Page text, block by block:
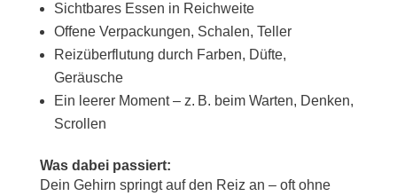
Sichtbares Essen in Reichweite
Offene Verpackungen, Schalen, Teller
Reizüberflutung durch Farben, Düfte,
Geräusche
Ein leerer Moment – z. B. beim Warten, Denken,
Scrollen
Was dabei passiert:
Dein Gehirn springt auf den Reiz an – oft ohne